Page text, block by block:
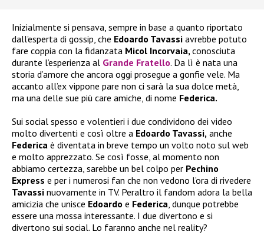
Inizialmente si pensava, sempre in base a quanto riportato
dall’esperta di gossip, che Edoardo Tavassi avrebbe potuto
fare coppia con la fidanzata Micol Incorvaia, conosciuta
durante l’esperienza al Grande Fratello. Da lì è nata una
storia d’amore che ancora oggi prosegue a gonfie vele. Ma
accanto all’ex vippone pare non ci sarà la sua dolce metà,
ma una delle sue più care amiche, di nome Federica.
Sui social spesso e volentieri i due condividono dei video
molto divertenti e così oltre a Edoardo Tavassi, anche
Federica è diventata in breve tempo un volto noto sul web
e molto apprezzato. Se così fosse, al momento non
abbiamo certezza, sarebbe un bel colpo per Pechino
Express e per i numerosi fan che non vedono l’ora di rivedere
Tavassi nuovamente in TV. Peraltro il fandom adora la bella
amicizia che unisce Edoardo e Federica , dunque potrebbe
essere una mossa interessante. I due divertono e si
divertono sui social. Lo faranno anche nel reality?